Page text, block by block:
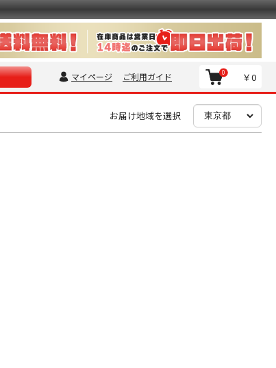
マイページ ご利用ガイド ￥0
0
お届け地域を選択